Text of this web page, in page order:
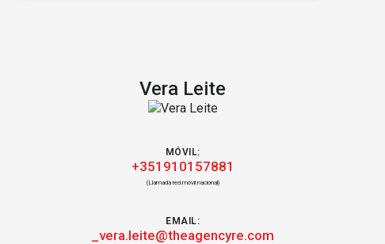
Vera Leite
MÓVIL:
+351910157881
(Llamada red móvil nacional)
EMAIL:
_vera.leite@theagencyre.com